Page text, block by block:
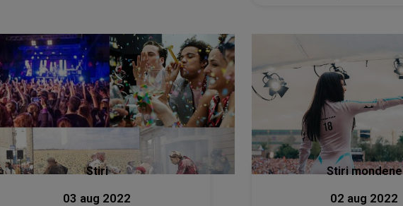
Stiri
03 aug 2022
Stiri mondene
02 aug 2022